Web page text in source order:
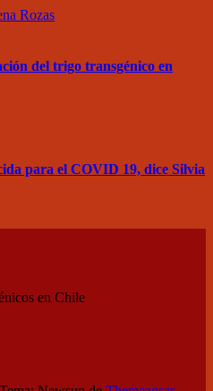
Rozas
del trigo transgénico en
para el COVID 19, dice Silvia
en Chile